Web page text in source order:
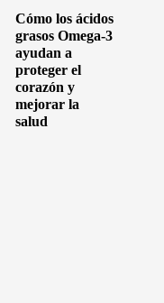
Cómo los ácidos
grasos Omega-3
ayudan a
proteger el
corazón y
mejorar la
salud